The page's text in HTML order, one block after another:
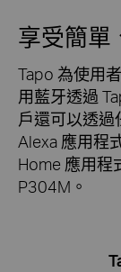
享受簡單
Tapo 為使用
用藍牙透過
戶還可以透
Alexa 應用程
Home 應用程
P304M。